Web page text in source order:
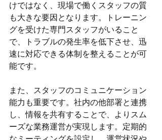
けではなく、現場で働くスタッフの質
も大きな要因となります。トレーニン
グを受けた専門スタッフがいること
で、トラブルの発生率を低下させ、迅
速に対応できる体制を整えることが可
能です。
また、スタッフのコミュニケーション
能力も重要です。社内の他部署と連携
し、情報を共有することで、よりスム
ーズな業務運営が実現します。定期的